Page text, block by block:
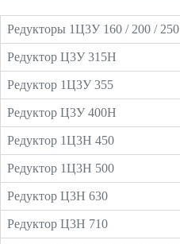
Редукторы 1Ц3У 160 / 200 / 250
Редуктор Ц3У 315Н
Редуктор 1Ц3У 355
Редуктор Ц3У 400Н
Редуктор 1Ц3Н 450
Редуктор 1Ц3Н 500
Редуктор Ц3Н 630
Редуктор Ц3Н 710